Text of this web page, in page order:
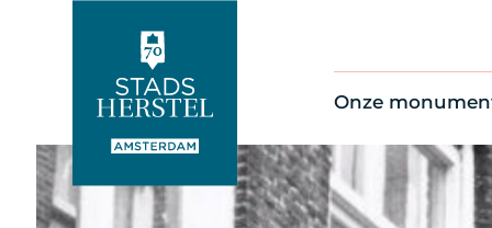
Onze
Alle
Op de kaart